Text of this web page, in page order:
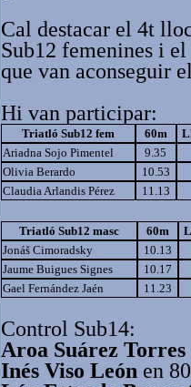
Cal destacar el 4t
Sub12 femenines i
que van aconseguir
Hi van participar:
Triatló Sub12 fem 60m
Ariadna Sojo Pimentel
9.35
Olivia Berardo
10.53
Claudia Arlandis Pérez
11.13
Triatló Sub12 masc 60m
Jonáš Cimoradsky
10.13
Jaume Buigues Signes
10.17
Gael Fernández Jaén
11.23
Control Sub14:
Aroa Suárez Torres
Inés Viso León en